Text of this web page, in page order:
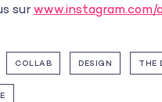
sur www.instagram.com/
COLLAB DESIGN THE